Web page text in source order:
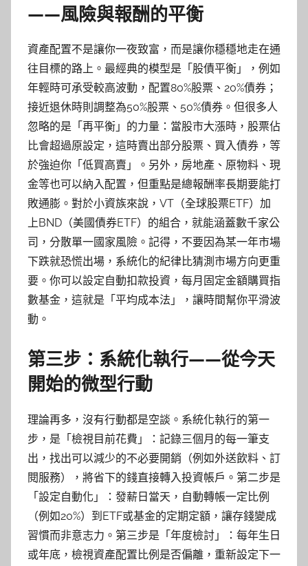
——風險與報酬的平衡
資產配置不是讓你一夜致富，而是讓你穩穩地走在通
往目標的路上。最經典的模型是「股債平衡」，例如
年輕時可承受較高波動，配置80%股票、20%債券；
接近退休時則調整為50%股票、50%債券。但很多人
忽略的是「再平衡」的力量：當股市大漲時，股票佔
比會超過原設定，這時賣出部分股票、買入債券，等
於強迫你「低買高賣」。另外，房地產、原物料、現
金等也可以納入配置，但重點是總報酬率長期要能打
敗通膨。對於小資族來說，VT（全球股票ETF）加
上BND（美國債券ETF）的組合，就能涵蓋數千家公
司，分散單一國家風險。記得，不要因為某一年市場
下跌就恐慌出場，系統化的紀律比猜測市場方向更重
要。你可以設定自動扣款投資，每月固定金額購買指
數基金，這就是「平均成本法」，讓時間幫你平滑波
動。
第三步：系統化執行——從今天
開始的微型行動
理論再多，沒有行動都是空談。系統化執行的第一
步，是「檢視目前花費」：記錄三個月的每一筆支
出，找出可以減少的不必要開銷（例如外送飲料、訂
閱服務），將省下的錢直接轉入投資帳戶。第二步是
「設定自動化」：發薪日當天，自動轉帳一定比例
（例如20%）到ETF或基金的定期定額，讓存錢變成
習慣而非意志力。第三步是「年度檢討」：每年生日
或年底，檢視資產配置比例是否偏離，重新設定下一